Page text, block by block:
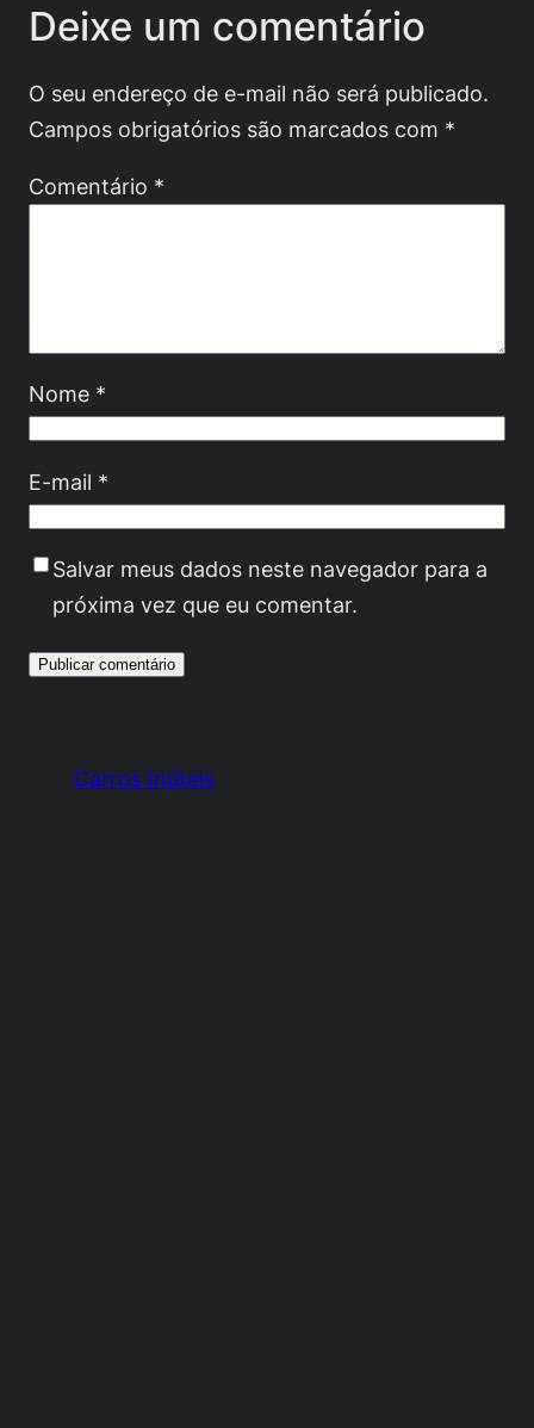
Deixe um comentário
O seu endereço de e-mail não será publicado.
Campos obrigatórios são marcados com *
Comentário *
Nome *
E-mail *
Salvar meus dados neste navegador para a
próxima vez que eu comentar.
Carros Inúteis